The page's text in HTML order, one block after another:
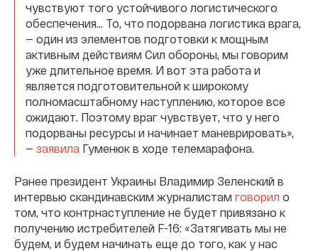
чувствуют того устойчивого логистического
обеспечения… То, что подорвана логистика врага,
— один из элементов подготовки к мощным
активным действиям Сил обороны, мы говорим
уже длительное время. И вот эта работа и
является подготовительной к широкому
полномасштабному наступлению, которое все
ожидают. Поэтому враг чувствует, что у него
подорваны ресурсы и начинает маневрировать»,
— заявила Гуменюк в ходе телемарафона.
Ранее президент Украины Владимир Зеленский в
интервью скандинавским журналистам говорил о
том, что контрнаступление не будет привязано к
получению истребителей F-16: «Затягивать мы не
будем, и будем начинать еще до того, как у нас